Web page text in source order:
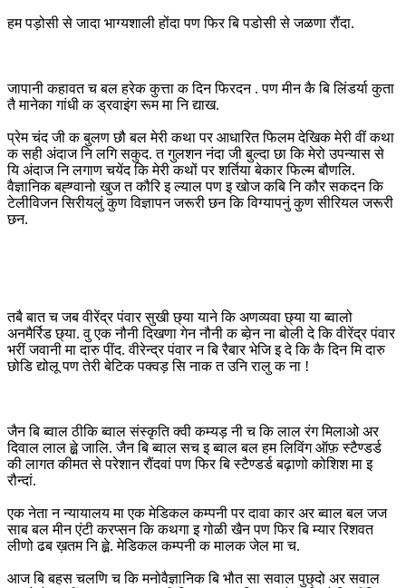
हम पड़ोसी से जादा भाग्यशाली होंदा पण फिर बि पडोसी से जळणा रौंदा.
जापानी कहावत च बल हरेक कुत्ता क दिन फिरदन . पण मीन कै बि लिंडर्या कुता
तै मानेका गांधी क ड्रवाइंग रूम मा नि द्याख.
प्रेम चंद जी क बुलण छौ बल मेरी कथा पर आधारित फिलम देखिक मेरी वीं कथा
क सही अंदाज नि लगि सकुद. त गुलशन नंदा जी बुल्दा छा कि मेरो उपन्यास से
यि अंदाज नि लगाण चयेंद कि मेरी कथों पर शर्तिया बेकार फिल्म बौणलि.
वैज्ञानिक बह्ग्वानो खुज त कौरि इ ल्याल पण इ खोज कबि नि कौर सकदन कि
टेलीविजन सिरीयलुं कुण विज्ञापन जरूरी छन कि विग्यापनुं कुण सीरियल जरूरी
छन.
तबै बात च जब वीरेंद्र पंवार सुखी छ्या याने कि अणव्यवा छ्या या ब्वालो
अनमैर्रिड छ्या. वु एक नौनी दिखणा गेन नौनी क ब्व़ेन ना बोली दे कि वीरेंद्र पंवार
भरीं जवानी मा दारु पींद. वीरेन्द्र पंवार न बि रैबार भेजि इ दे कि कै दिन मि दारु
छोडि द्योलू पण तेरी बेटिक पक्वड़ सि नाक त उनि रालु क ना !
जैन बि ब्वाल ठीकि ब्वाल संस्कृति क्वी कम्यड़ नी च कि लाल रंग मिलाओ अर
दिवाल लाल ह्व़े जालि. जैन बि ब्वाल सच इ ब्वाल बल हम लिविंग ऑफ़ स्टैण्डर्ड
की लागत कीमत से परेशान रौंदवां पण फिर बि स्टैण्डर्ड बढ़ाणो कोशिश मा इ
रौन्दां.
एक नेता न न्यायालय मा एक मेडिकल कम्पनी पर दावा कार अर ब्वाल बल जज
साब बल मीन एंटी करप्सन कि कथगा इ गोळी खैन पण फिर बि म्यार रिशवत
लीणो ढब ख़तम नि ह्व़े. मेडिकल कम्पनी क मालक जेल मा च.
आज बि बहस चलणि च कि मनोवैज्ञानिक बि भौत सा सवाल पुछ्दो अर सवाल